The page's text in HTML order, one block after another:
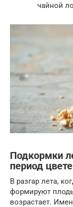
чайной
Подкормки
период
В разгар лета,
формируют
возрастает.